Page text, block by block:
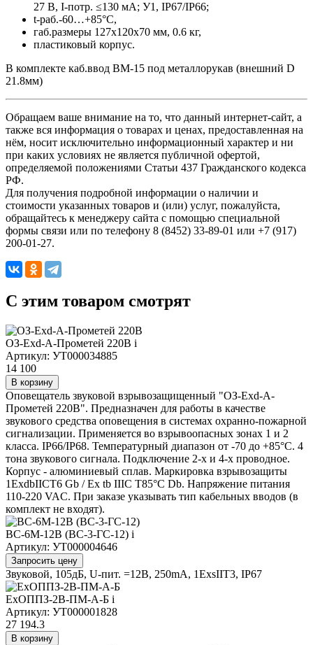
27 В, I-потр. ≤130 мА; У1, IP67/IP66;
t-раб.-60…+85°C,
габ.размеры 127х120х70 мм, 0.6 кг,
пластиковый корпус.
В комплекте каб.ввод ВМ-15 под металлорукав (внешний D
21.8мм)
Обращаем ваше внимание на то, что данный интернет-сайт, а
также вся информация о товарах и ценах, предоставленная на
нём, носит исключительно информационный характер и ни
при каких условиях не является публичной офертой,
определяемой положениями Статьи 437 Гражданского кодекса
РФ.
Для получения подробной информации о наличии и
стоимости указанных товаров и (или) услуг, пожалуйста,
обращайтесь к менеджеру сайта с помощью специальной
формы связи или по телефону 8 (8452) 33-89-01 или +7 (917)
200-01-27.
C этим товаром смотрят
ОЗ-Exd-А-Прометей 220В i
Артикул: УТ000034885
14 100
В корзину
Оповещатель звуковой взрывозащищенный "ОЗ-Exd-А-
Прометей 220В". Предназначен для работы в качестве
звукового средства оповещения в системах охранно-пожарной
сигнализации. Применяется во взрывоопасных зонах 1 и 2
класса. IP66/IP68. Температурный диапазон от -70 до +85°C. 4
тона звукового сигнала. Подключение 2-х и 4-х проводное.
Корпус - алюминиевый сплав. Маркировка взрывозащиты
1ExdbIICT6 Gb / Ex tb IIIС T85°C Db. Напряжение питания
110-220 VAC. При заказе указывать тип кабельных вводов (в
комплект не входят).
ВС-6М-12В (ВС-3-ГС-12) i
Артикул: УТ000004646
Запросить цену
Звуковой, 105дБ, U-пит. =12В, 250mA, 1ExsIIT3, IP67
ExОППЗ-2В-ПМ-А-Б i
Артикул: УТ000001828
27 194.3
В корзину